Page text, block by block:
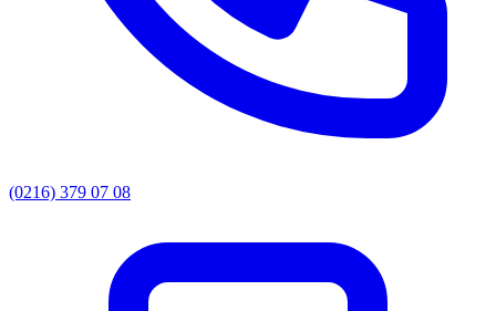
(0216) 379 07 08